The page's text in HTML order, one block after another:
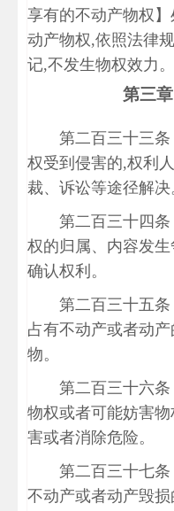
享有的不动产物权
动产物权,依照法律
记,不发生物权效力。
第三
第二百三十三
权受到侵害的,权利
裁、诉讼等途径解决
第二百三十四
权的归属、内容发
确认权利。
第二百三十五
占有不动产或者动
物。
第二百三十六
物权或者可能妨害
害或者消除危险。
第二百三十七
不动产或者动产毁